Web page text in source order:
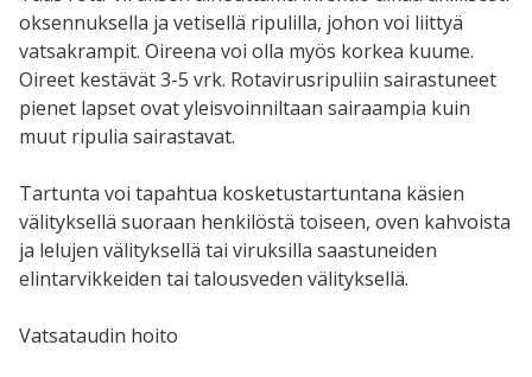
oksennuksella ja vetisellä ripulilla, johon voi liittyä
vatsakrampit. Oireena voi olla myös korkea kuume.
Oireet kestävät 3-5 vrk. Rotavirusripuliin sairastuneet
pienet lapset ovat yleisvoinniltaan sairaampia kuin
muut ripulia sairastavat.
Tartunta voi tapahtua kosketustartuntana käsien
välityksellä suoraan henkilöstä toiseen, oven kahvoista
ja lelujen välityksellä tai viruksilla saastuneiden
elintarvikkeiden tai talousveden välityksellä.
Vatsataudin hoito